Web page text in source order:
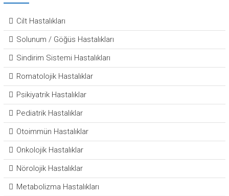
Cilt Hastalıkları
Solunum / Göğüs Hastalıkları
Sindirim Sistemi Hastalıkları
Romatolojik Hastalıklar
Psikiyatrik Hastalıklar
Pediatrik Hastalıklar
Otoimmün Hastalıklar
Onkolojik Hastalıklar
Nörolojik Hastalıklar
Metabolizma Hastalıkları